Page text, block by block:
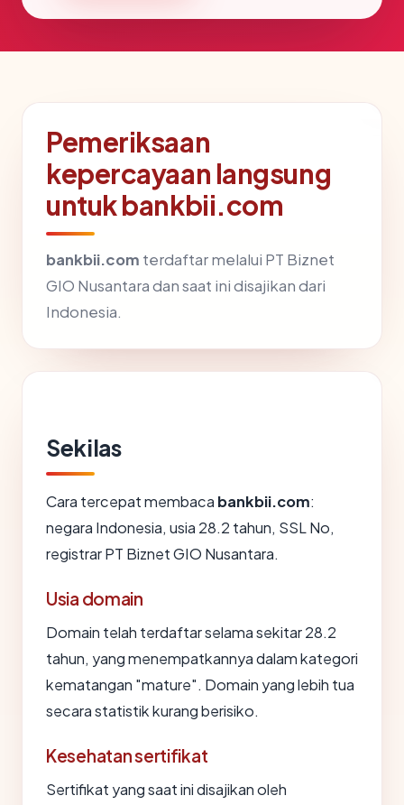
Pemeriksaan
kepercayaan langsung
untuk bankbii.com
bankbii.com terdaftar melalui PT Biznet
GIO Nusantara dan saat ini disajikan dari
Indonesia.
Sekilas
Cara tercepat membaca bankbii.com:
negara Indonesia, usia 28.2 tahun, SSL No,
registrar PT Biznet GIO Nusantara.
Usia domain
Domain telah terdaftar selama sekitar 28.2
tahun, yang menempatkannya dalam kategori
kematangan "mature". Domain yang lebih tua
secara statistik kurang berisiko.
Kesehatan sertifikat
Sertifikat yang saat ini disajikan oleh